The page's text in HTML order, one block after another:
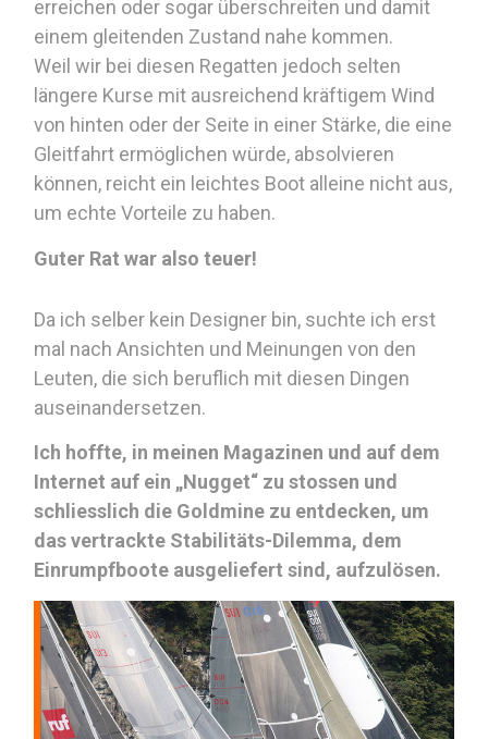
erreichen oder sogar überschreiten und damit
einem gleitenden Zustand nahe kommen.
Weil wir bei diesen Regatten jedoch selten
längere Kurse mit ausreichend kräftigem Wind
von hinten oder der Seite in einer Stärke, die eine
Gleitfahrt ermöglichen würde, absolvieren
können, reicht ein leichtes Boot alleine nicht aus,
um echte Vorteile zu haben.
Guter Rat war also teuer!
Da ich selber kein Designer bin, suchte ich erst
mal nach Ansichten und Meinungen von den
Leuten, die sich beruflich mit diesen Dingen
auseinandersetzen.
Ich hoffte, in meinen Magazinen und auf dem
Internet auf ein „Nugget“ zu stossen und
schliesslich die Goldmine zu entdecken, um
das vertrackte Stabilitäts-Dilemma, dem
Einrumpfboote ausgeliefert sind, aufzulösen.